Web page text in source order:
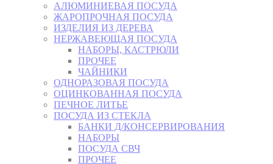
АЛЮМИНИЕВАЯ ПОСУДА
ЖАРОПРОЧНАЯ ПОСУДА
ИЗДЕЛИЯ ИЗ ДЕРЕВА
НЕРЖАВЕЮЩАЯ ПОСУДА
НАБОРЫ, КАСТРЮЛИ
ПРОЧЕЕ
ЧАЙНИКИ
ОДНОРАЗОВАЯ ПОСУДА
ОЦИНКОВАННАЯ ПОСУДА
ПЕЧНОЕ ЛИТЬЕ
ПОСУДА ИЗ СТЕКЛА
БАНКИ Д/КОНСЕРВИРОВАНИЯ
НАБОРЫ
ПОСУДА СВЧ
ПРОЧЕЕ